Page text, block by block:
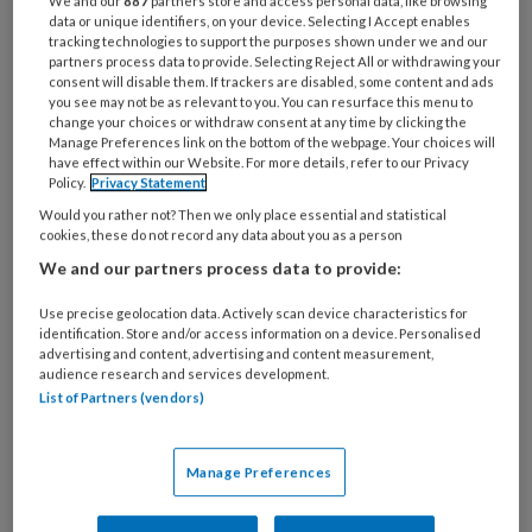
kinderen met psychiatrische aandoeningen
vergeleken met kinderen uit de algemene
populatie’, vertelt projectleider Jet Muskens.
‘En dat terwijl onderzoek naar
leefstijlinterventies bij kinderen met een
psychische aandoening ontbreekt’ vervolgt ze.
‘Er zijn op dit moment dus geen richtlijnen,
behandelprogramma’s of uitgeruste
behandelcentra waar kinderen met psychische
problemen en een ongezonde leefstijl een
goede behandeling kunnen krijgen.
leefstijlinterventie-
programma voor deze
data or unique identifiers, on your device. Selecting I Accept enables
tracking technologies to support the purposes shown under we and our
partners process data to provide. Selecting Reject All or withdrawing your
consent will disable them. If trackers are disabled, some content and ads
you see may not be as relevant to you. You can resurface this menu to
change your choices or withdraw consent at any time by clicking the
Manage Preferences link on the bottom of the webpage. Your choices will
have effect within our Website. For more details, refer to our Privacy
Policy. Privacy Statement
Would you rather not? Then we only place essential and statistical
cookies, these do not record any data about you as a person
We and our partners process data to provide:
Use precise geolocation data. Actively scan device characteristics for
identification. Store and/or access information on a device. Personalised
advertising and content, advertising and content measurement,
audience research and services development.
List of Partners (vendors)
Manage Preferences